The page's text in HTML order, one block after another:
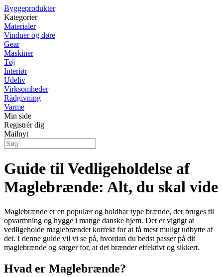
Byggeprodukter
Kategorier
Materialer
Vinduer og døre
Gear
Maskiner
Tøj
Interiør
Udeliv
Virksomheder
Rådgivning
Varme
Min side
Registrér dig
Mailnyt
Guide til Vedligeholdelse af
Maglebrænde: Alt, du skal vide
Maglebrænde er en populær og holdbar type brænde, der bruges til
opvarmning og hygge i mange danske hjem. Det er vigtigt at
vedligeholde maglebrændet korrekt for at få mest muligt udbytte af
det. I denne guide vil vi se på, hvordan du bedst passer på dit
maglebrænde og sørger for, at det brænder effektivt og sikkert.
Hvad er Maglebrænde?